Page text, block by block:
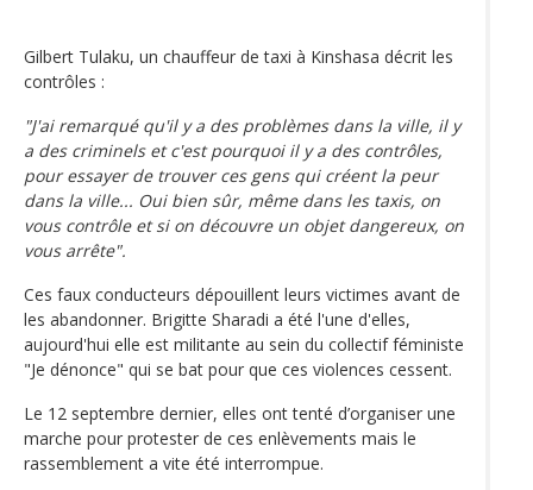
Gilbert Tulaku, un chauffeur de taxi à Kinshasa décrit les
contrôles :
"J'ai remarqué qu'il y a des problèmes dans la ville, il y
a des criminels et c'est pourquoi il y a des contrôles,
pour essayer de trouver ces gens qui créent la peur
dans la ville... Oui bien sûr, même dans les taxis, on
vous contrôle et si on découvre un objet dangereux, on
vous arrête".
Ces faux conducteurs dépouillent leurs victimes avant de
les abandonner. Brigitte Sharadi a été l'une d'elles,
aujourd'hui elle est militante au sein du collectif féministe
"Je dénonce" qui se bat pour que ces violences cessent.
Le 12 septembre dernier, elles ont tenté d’organiser une
marche pour protester de ces enlèvements mais le
rassemblement a vite été interrompue.